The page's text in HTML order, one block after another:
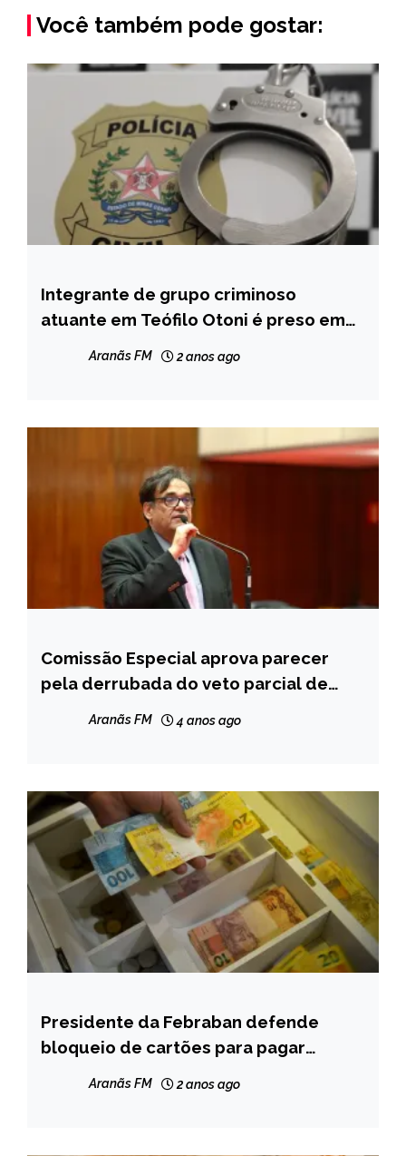
Você também pode gostar:
MINAS
GERAIS
NOTÍCIAS
Integrante de grupo criminoso
atuante em Teófilo Otoni é preso em
Aranãs FM 2 anos ago
MINAS
GERAIS
NOTÍCIAS
Comissão Especial aprova parecer
pela derrubada do veto parcial de
Aranãs FM 4 anos ago
BRASIL
NOTÍCIAS
Presidente da Febraban defende
bloqueio de cartões para pagar
Aranãs FM 2 anos ago